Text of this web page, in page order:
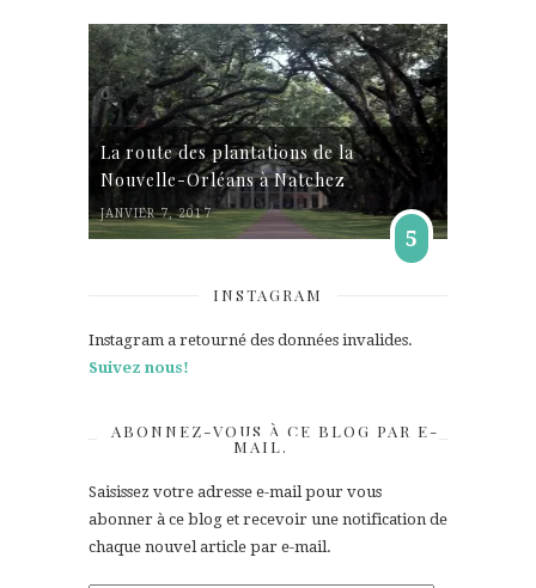
La route des plantations de la
Nouvelle-Orléans à Natchez
JANVIER 7, 2017
5
INSTAGRAM
Instagram a retourné des données invalides.
Suivez nous!
ABONNEZ-VOUS À CE BLOG PAR E-
MAIL.
Saisissez votre adresse e-mail pour vous
abonner à ce blog et recevoir une notification de
chaque nouvel article par e-mail.